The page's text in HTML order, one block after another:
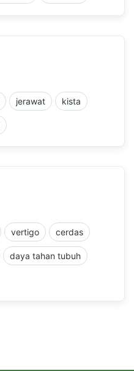
jerawat kista
vertigo cerdas
daya tahan tubuh